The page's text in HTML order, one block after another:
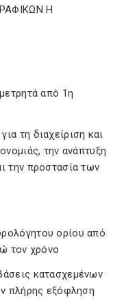
από 1η
τη διαχείριση και
την ανάπτυξη
την προστασία των
ορίου από
τον χρόνο
κατασχεμένων
πλήρης εξόφληση
Η